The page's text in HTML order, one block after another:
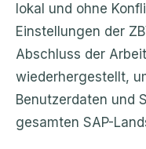
lokal und ohne
Einstellungen der
Abschluss der
wiederhergestellt,
Benutzerdaten und
gesamten SAP-